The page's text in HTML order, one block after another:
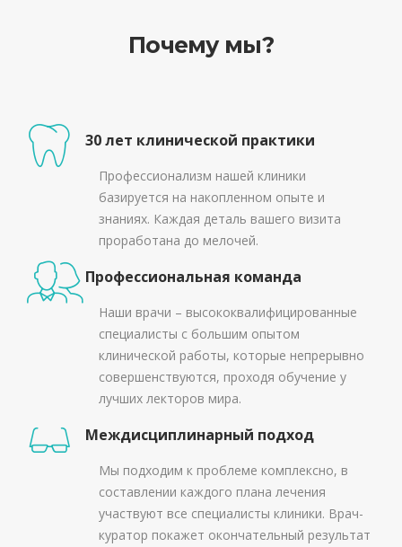
Почему мы?
30 лет клинической практики
Профессионализм нашей клиники
базируется на накопленном опыте и
знаниях. Каждая деталь вашего визита
проработана до мелочей.
Профессиональная команда
Наши врачи – высококвалифицированные
специалисты с большим опытом
клинической работы, которые непрерывно
совершенствуются, проходя обучение у
лучших лекторов мира.
Междисциплинарный подход
Мы подходим к проблеме комплексно, в
составлении каждого плана лечения
участвуют все специалисты клиники. Врач-
куратор покажет окончательный результат